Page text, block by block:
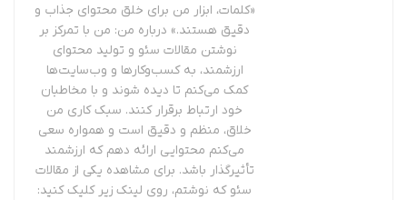
«کلمات، ابزار من برای خلق محتوای جذاب و
دقیق هستند.» درباره من: من با تمرکز بر
نوشتن مقالات سئو و تولید محتوای
ارزشمند، به کسب‌وکارها و وب‌سایت‌ها
کمک می‌کنم تا دیده شوند و با مخاطبان
خود ارتباط برقرار کنند. سبک کاری من
خلاق، منظم و دقیق است و همواره سعی
می‌کنم محتوایی ارائه دهم که ارزشمند
تأثیرگذار باشد. برای مشاهده یکی از مقالات
سئو که نوشتم، روی لینک زیر کلیک کنید: